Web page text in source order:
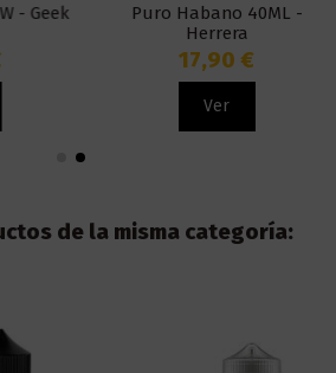
Geek
Puro Habano 40ML -
Herrera
17,90 €
Ver
de la misma categoría: